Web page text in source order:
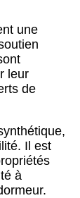
une
leur
de
Il est
à